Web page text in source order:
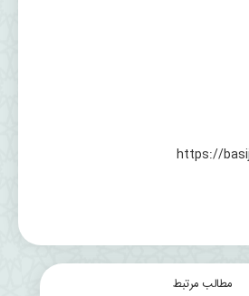
https://
مطالب مرتبط